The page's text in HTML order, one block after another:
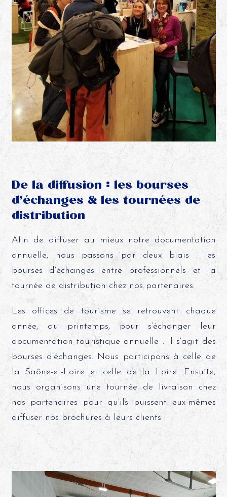
De la diffusion : les bourses
d’échanges & les tournées de
distribution
Afin de diffuser au mieux notre documentation
annuelle, nous passons par deux biais : les
bourses d’échanges entre professionnels et la
tournée de distribution chez nos partenaires.
Les offices de tourisme se retrouvent chaque
année, au printemps, pour s’échanger leur
documentation touristique annuelle : il s’agit des
bourses d’échanges. Nous participons à celle de
la Saône-et-Loire et celle de la Loire. Ensuite,
nous organisons une tournée de livraison chez
nos partenaires pour qu’ils puissent eux-mêmes
diffuser nos brochures à leurs clients.